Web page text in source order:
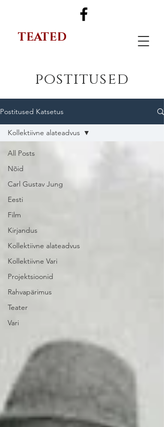
TEATED
postitused
Postitused Katsetus
All Posts
Nõid
Carl Gustav Jung
Eesti
Film
Kirjandus
Kollektiivne alateadvus
Kollektiivne Vari
Projektsioonid
Rahvapärimus
Teater
Vari
Kollektiivne alateadvus